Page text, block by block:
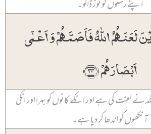
لَعَنَہُمُ اللّٰہُ فَاَصَمَّہُمۡ وَ اَعۡمٰۤی
اَبۡصَارَہُمۡ ﴿۲۳﴾
نے لعنت کی ہے اور انکے کانوں کو بہرا اور انکی
آنکھوں کو اندھا کر دیا ہے۔